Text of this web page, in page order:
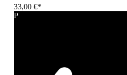
33,00 €*
P